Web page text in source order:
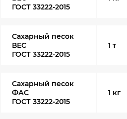
ГОСТ 33222-2015
Сахарный песок
ВЕС
ГОСТ 33222-2015
1 т
Сахарный песок
ФАС
ГОСТ 33222-2015
1 кг